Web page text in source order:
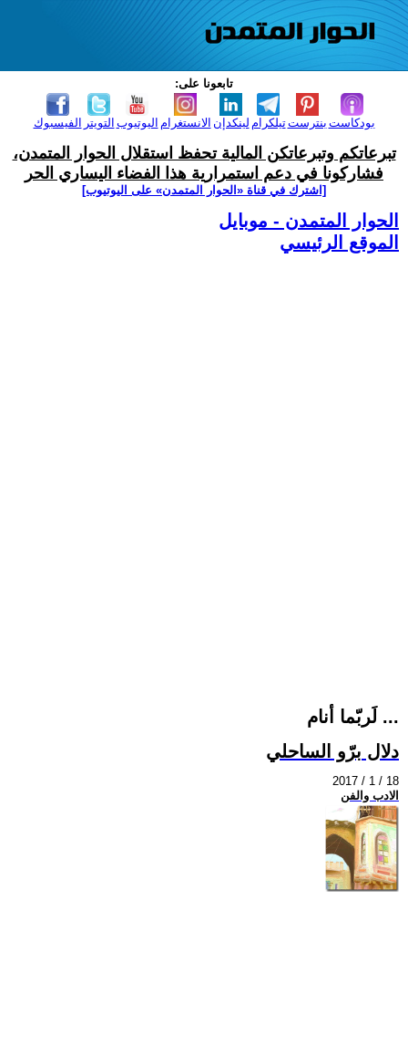
تابعونا على:
الفيسبوك التويتر اليوتيوب الانستغرام لينكدإن تيلكرامبنترست بودكاست
تبرعاتكم وتبرعاتكن المالية تحفظ استقلال الحوار المتمدن،
فشاركونا في دعم استمرارية هذا الفضاء اليساري الحر
[اشترك في قناة ‫«الحوار المتمدن» على اليوتيوب]
الحوار المتمدن - موبايل
الموقع الرئيسي
لَربّما أنام ...
دلال برّو الساحلي
2017 / 1 / 18
الادب والفن